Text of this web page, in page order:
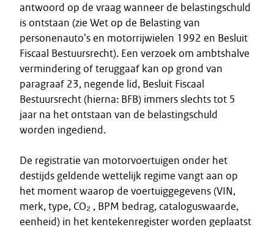
antwoord op de vraag wanneer de belastingschuld
is ontstaan (zie Wet op de Belasting van
personenauto's en motorrijwielen 1992 en Besluit
Fiscaal Bestuursrecht). Een verzoek om ambtshalve
vermindering of teruggaaf kan op grond van
paragraaf 23, negende lid, Besluit Fiscaal
Bestuursrecht (hierna: BFB) immers slechts tot 5
jaar na het ontstaan van de belastingschuld
worden ingediend.
De registratie van motorvoertuigen onder het
destijds geldende wettelijk regime vangt aan op
het moment waarop de voertuiggegevens (VIN,
merk, type, CO₂ , BPM bedrag, cataloguswaarde,
eenheid) in het kentekenregister worden geplaatst